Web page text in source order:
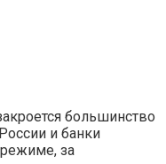
большинство
и банки
за